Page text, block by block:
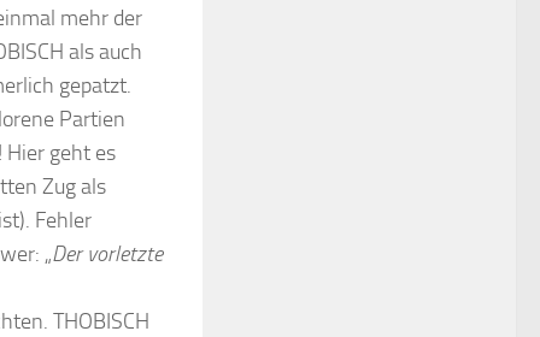
mehr der
als auch
gepatzt.
Partien
geht es
Zug als
Fehler
„Der vorletzte
THOBISCH